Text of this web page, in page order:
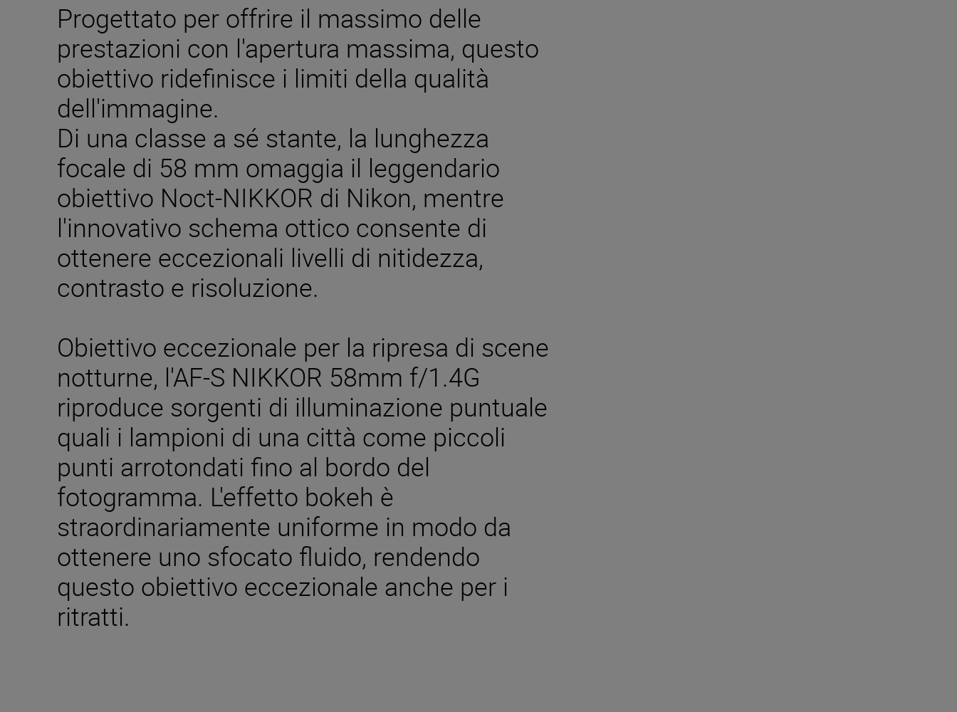
Progettato per offrire il massimo delle
prestazioni con l'apertura massima, questo
obiettivo ridefinisce i limiti della qualità
dell'immagine.
Di una classe a sé stante, la lunghezza
focale di 58 mm omaggia il leggendario
obiettivo Noct-NIKKOR di Nikon, mentre
l'innovativo schema ottico consente di
ottenere eccezionali livelli di nitidezza,
contrasto e risoluzione.
Obiettivo eccezionale per la ripresa di scene
notturne, l'AF-S NIKKOR 58mm f/1.4G
riproduce sorgenti di illuminazione puntuale
quali i lampioni di una città come piccoli
punti arrotondati fino al bordo del
fotogramma. L'effetto bokeh è
straordinariamente uniforme in modo da
ottenere uno sfocato fluido, rendendo
questo obiettivo eccezionale anche per i
ritratti.